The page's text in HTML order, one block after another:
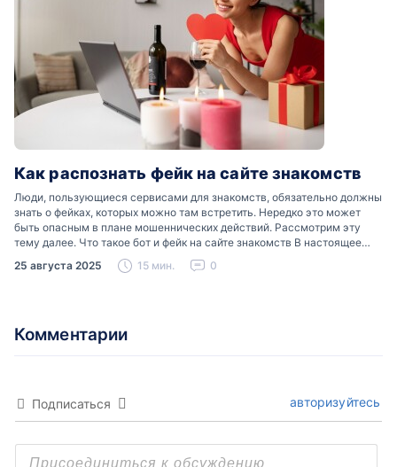
Как распознать фейк на сайте знакомств
Люди, пользующиеся сервисами для знакомств, обязательно должны
знать о фейках, которых можно там встретить. Нередко это может
быть опасным в плане мошеннических действий. Рассмотрим эту
тему далее. Что такое бот и фейк на сайте знакомств В настоящее
время можно встретить свою…
25 августа 2025 15 мин. 0
Комментарии
Подписаться авторизуйтесь